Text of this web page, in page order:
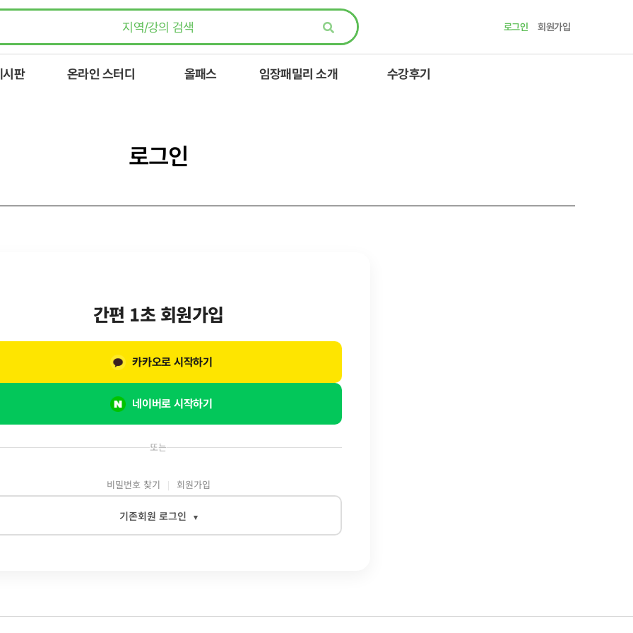
로그인 회원가입
판 온라인 스터디 올패스 임장패밀리 소개 수강후기
로그인
또는
비밀번호 찾기 회원가입
기존회원 로그인 ▾
간편 1초 회원가입
네이버로 시작하기
카카오로 시작하기